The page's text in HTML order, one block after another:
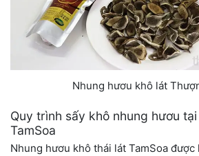
Nhung hươu khô lát
Quy trình sấy khô nhung hươu
TamSoa
Nhung hươu khô thái lát TamSoa